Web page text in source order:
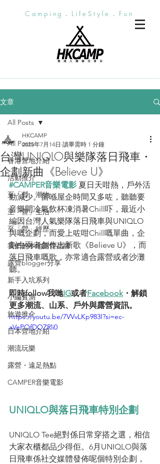
Camping．LifeStyle．Fun
文章
All Posts
香港營地介紹
活動推介
至「營」潮物
至「營」生活
至「營」經歷
我們的本地露營品牌
露營blogger分享
新手入坑系列
小編實測
旅遊推介
日本營地介紹
潮流玩樂
露營・遠足熱點
CAMPER音樂電影
All Posts
台灣UNIQLO與樂隊落日飛車・
企劃新曲《Believe U》
HKCAMP
2025年7月14日 讀畢需時 1 分鐘
#CAMPER音樂電影 夏日天咁熱，戶外活
動減少。留喺屋企時間又多咗，聽聽要
音樂開冷氣飲杯凍消暑Chill吓，最近小
編因台灣人氣樂隊落日飛車與UNIQLO
與嘅企劃，而愛上咗咁Chill嘅單曲，企
劃由兩者創作出新歌《Believe U》，而
落日飛車嘅歌，亦常適合露營或者沙灘
聽。
即時follow我哋IG或者Facebook・解鎖
更多潮流、山系、戶外與露營資訊。
https://youtu.be/7VVvLKp983I?si=ec-
aVePOfDOZRli0
UNIQLO與落日飛車特別企劃
UNIQLO Tee絕對係日常穿搭之選，相信
大家衣櫃都品少得佢。6月UNIQLO與落
日飛車係社交媒體發佈呢個特別企劃，